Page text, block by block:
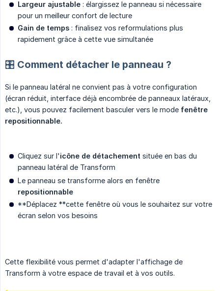
Largeur ajustable : élargissez le panneau si nécessaire
pour un meilleur confort de lecture
Gain de temps : finalisez vos reformulations plus
rapidement grâce à cette vue simultanée
🎛️ Comment détacher le panneau ?
Si le panneau latéral ne convient pas à votre configuration
(écran réduit, interface déjà encombrée de panneaux latéraux,
etc.), vous pouvez facilement basculer vers le mode fenêtre
repositionnable.
Cliquez sur l'icône de détachement située en bas du
panneau latéral de Transform
Le panneau se transforme alors en fenêtre
repositionnable
**Déplacez **cette fenêtre où vous le souhaitez sur votre
écran selon vos besoins
Cette flexibilité vous permet d'adapter l'affichage de
Transform à votre espace de travail et à vos outils.